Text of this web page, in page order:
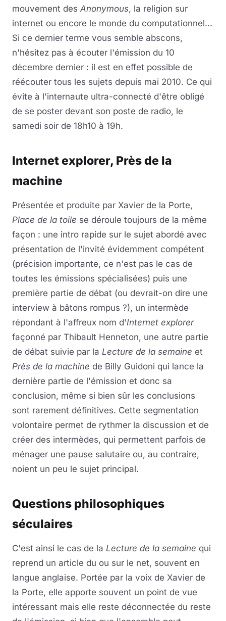
mouvement des Anonymous, la religion sur
internet ou encore le monde du computationnel...
Si ce dernier terme vous semble abscons,
n'hésitez pas à écouter l'émission du 10
décembre dernier : il est en effet possible de
réécouter tous les sujets depuis mai 2010. Ce qui
évite à l'internaute ultra-connecté d'être obligé
de se poster devant son poste de radio, le
samedi soir de 18h10 à 19h.
Internet explorer, Près de la
machine
Présentée et produite par Xavier de la Porte,
Place de la toile se déroule toujours de la même
façon : une intro rapide sur le sujet abordé avec
présentation de l'invité évidemment compétent
(précision importante, ce n'est pas le cas de
toutes les émissions spécialisées) puis une
première partie de débat (ou devrait-on dire une
interview à bâtons rompus ?), un intermède
répondant à l'affreux nom d'Internet explorer
façonné par Thibault Henneton, une autre partie
de débat suivie par la Lecture de la semaine et
Près de la machine de Billy Guidoni qui lance la
dernière partie de l'émission et donc sa
conclusion, même si bien sûr les conclusions
sont rarement définitives. Cette segmentation
volontaire permet de rythmer la discussion et de
créer des intermèdes, qui permettent parfois de
ménager une pause salutaire ou, au contraire,
noient un peu le sujet principal.
Questions philosophiques
séculaires
C'est ainsi le cas de la Lecture de la semaine qui
reprend un article du ou sur le net, souvent en
langue anglaise. Portée par la voix de Xavier de
la Porte, elle apporte souvent un point de vue
intéressant mais elle reste déconnectée du reste